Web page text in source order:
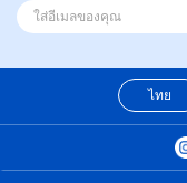
ไทย